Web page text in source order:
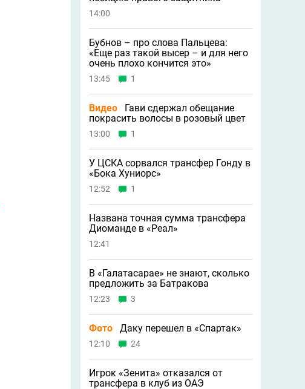
14:00
Бубнов – про слова Пальцева:
«Ещe раз такой высер – и для него
очень плохо кончится это»
13:45 1
Видео
Гави сдержал обещание
покрасить волосы в розовый цвет
13:00 1
У ЦСКА сорвался трансфер Гонду в
«Бока Хуниорс»
12:52 1
Названа точная сумма трансфера
Диоманде в «Реал»
12:41
В «Галатасарае» не знают, сколько
предложить за Батракова
12:23 3
Фото Даку перешел в «Спартак»
12:10 24
Игрок «Зенита» отказался от
трансфера в клуб из ОАЭ